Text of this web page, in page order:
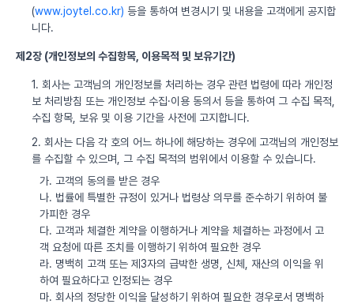
(www.joytel.co.kr) 등을 통하여 변경시기 및 내용을 고객에게 공지합
니다.
제2장 (개인정보의 수집항목, 이용목적 및 보유기간)
1. 회사는 고객님의 개인정보를 처리하는 경우 관련 법령에 따라 개인정
보 처리방침 또는 개인정보 수집·이용 동의서 등을 통하여 그 수집 목적,
수집 항목, 보유 및 이용 기간을 사전에 고지합니다.
2. 회사는 다음 각 호의 어느 하나에 해당하는 경우에 고객님의 개인정보
를 수집할 수 있으며, 그 수집 목적의 범위에서 이용할 수 있습니다.
가. 고객의 동의를 받은 경우
나. 법률에 특별한 규정이 있거나 법령상 의무를 준수하기 위하여 불
가피한 경우
다. 고객과 체결한 계약을 이행하거나 계약을 체결하는 과정에서 고
객 요청에 따른 조치를 이행하기 위하여 필요한 경우
라. 명백히 고객 또는 제3자의 급박한 생명, 신체, 재산의 이익을 위
하여 필요하다고 인정되는 경우
마. 회사의 정당한 이익을 달성하기 위하여 필요한 경우로서 명백하